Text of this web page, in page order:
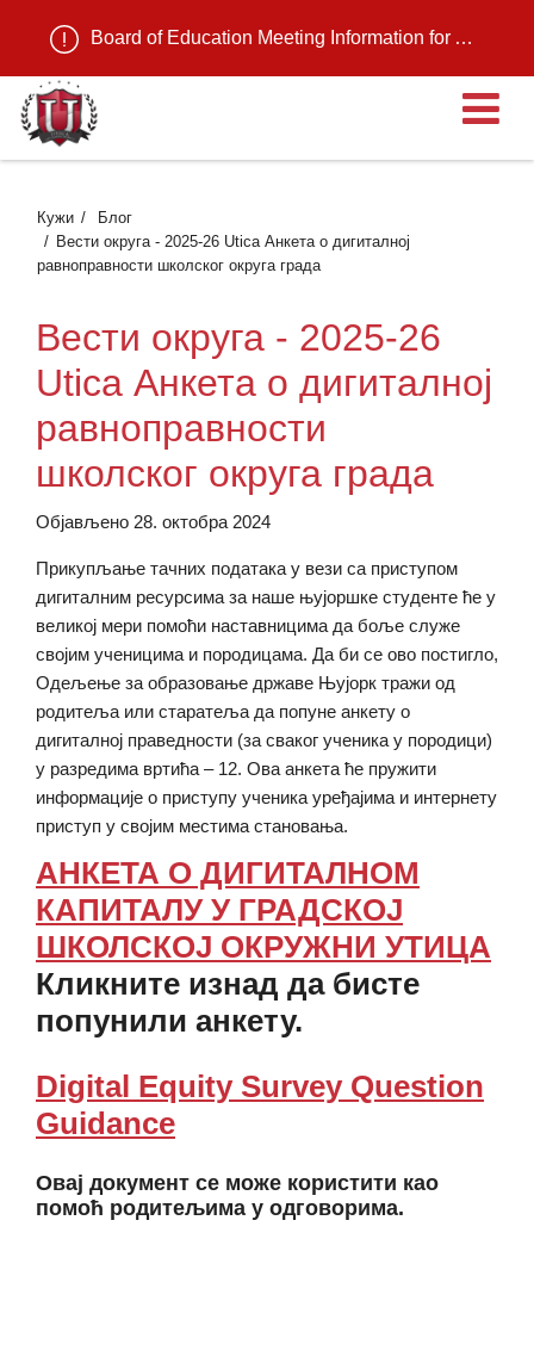
Board of Education Meeting Information for August 11, 2026
Кужи
Блог
Вести округа - 2025-26 Utica Анкета о дигиталној
равноправности школског округа града
Вести округа - 2025-26
Utica Анкета о дигиталној
равноправности
школског округа града
Објављено 28. октобра 2024
Прикупљање тачних података у вези са приступом
дигиталним ресурсима за наше њујоршке студенте ће у
великој мери помоћи наставницима да боље служе
својим ученицима и породицама. Да би се ово постигло,
Одељење за образовање државе Њујорк тражи од
родитеља или старатеља да попуне анкету о
дигиталној праведности (за сваког ученика у породици)
у разредима вртића – 12. Ова анкета ће пружити
информације о приступу ученика уређајима и интернету
приступ у својим местима становања.
АНКЕТА О ДИГИТАЛНОМ
КАПИТАЛУ У ГРАДСКОЈ
ШКОЛСКОЈ ОКРУЖНИ УТИЦА
Кликните изнад да бисте
попунили анкету.
Digital Equity Survey Question
Guidance
Овај документ се може користити као
помоћ родитељима у одговорима.